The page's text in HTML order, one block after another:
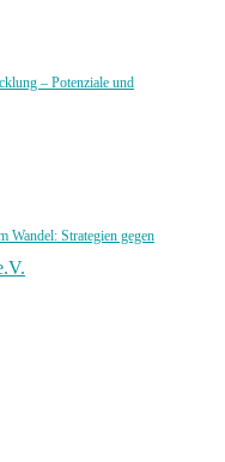
– Potenziale und
Wandel: Strategien gegen